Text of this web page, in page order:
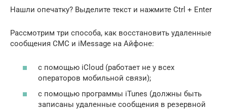
Нашли опечатку? Выделите текст и нажмите Ctrl + Enter
Рассмотрим три способа, как восстановить удаленные
сообщения СМС и iMessage на Айфоне:
с помощью iCloud (работает не у всех
операторов мобильной связи);
с помощью программы iTunes (должны быть
записаны удаленные сообщения в резервной